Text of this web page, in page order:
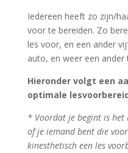
Iedereen heeft zo zijn/
voor te bereiden. Zo
les voor, en een ander
auto, en weer een ander
Hieronder volgt een
optimale
* Voordat je begint is het
of je iemand bent die
kinesthetisch een les